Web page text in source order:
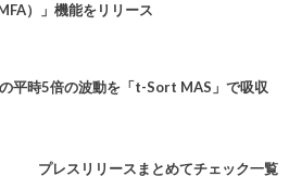
）」機能をリリース
平時5倍の波動を「t-Sort MAS」で吸収
プレスリリースまとめてチェック一覧